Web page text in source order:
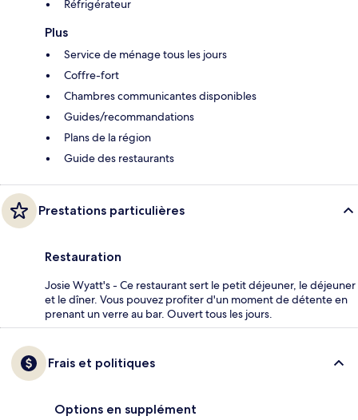
Réfrigérateur
Plus
Service de ménage tous les jours
Coffre-fort
Chambres communicantes disponibles
Guides/recommandations
Plans de la région
Guide des restaurants
Prestations particulières
Restauration
Josie Wyatt's - Ce restaurant sert le petit déjeuner, le déjeuner
et le dîner. Vous pouvez profiter d'un moment de détente en
prenant un verre au bar. Ouvert tous les jours.
Frais et politiques
Options en supplément